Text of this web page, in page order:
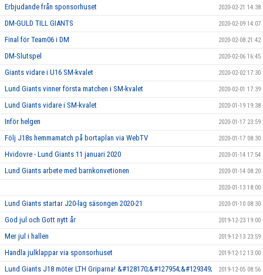
Erbjudande från sponsorhuset 2020-02-21 14:38
DM-GULD TILL GIANTS 2020-02-09 14:07
Final för Team06 i DM 2020-02-08 21:42
DM-Slutspel 2020-02-06 16:45
Giants vidare i U16 SM-kvalet 2020-02-02 17:30
Lund Giants vinner första matchen i SM-kvalet 2020-02-01 17:39
Lund Giants vidare i SM-kvalet 2020-01-19 19:38
Inför helgen 2020-01-17 23:59
Följ J18s hemmamatch på bortaplan via WebTV 2020-01-17 08:30
Hvidovre - Lund Giants 11 januari 2020 2020-01-14 17:54
Lund Giants arbete med barnkonvetionen 2020-01-14 08:20
2020-01-13 18:00
Lund Giants startar J20-lag säsongen 2020-21 2020-01-10 08:30
God jul och Gott nytt år 2019-12-23 19:00
Mer jul i hallen 2019-12-13 23:59
Handla julklappar via sponsorhuset 2019-12-12 13:00
Lund Giants J18 möter LTH Griparna! &#128170;&#127954;&#129349; 2019-12-05 08:56